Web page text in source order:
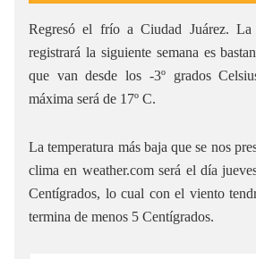
Regresó el frío a Ciudad Juárez. La
registrará la siguiente semana es
que van desde los -3º grados
máxima será de 17º C.
La temperatura más baja que se nos
clima en weather.com será el día
Centígrados, lo cual con el viento
termina de menos 5 Centígrados.